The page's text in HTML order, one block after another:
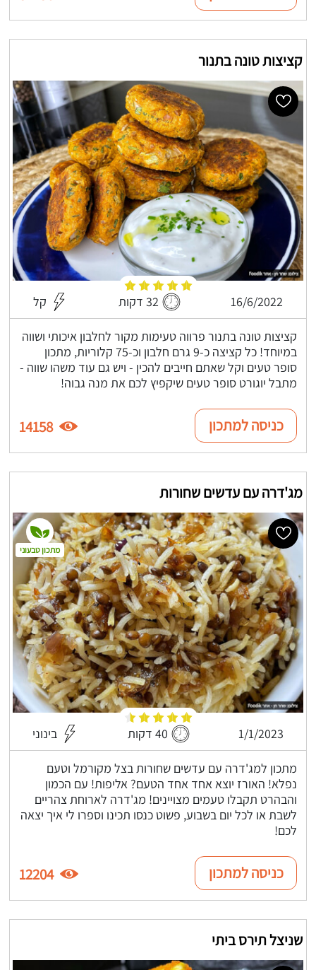
קציצות טונה בתנור
16/6/2022 32 דקות קל
קציצות טונה בתנור פרווה טעימות מקור לחלבון איכותי ושווה
במיוחד! כל קציצה כ-9 גרם חלבון וכ-75 קלוריות, מתכון
סופר טעים וקל שאתם חייבים להכין - ויש גם עוד משהו שווה -
מתבל יוגורט סופר טעים שיקפיץ לכם את מנה גבוה!
כניסה למתכון 14158
מג'דרה עם עדשים שחורות
1/1/2023 40 דקות בינוני
מתכון למג'דרה עם עדשים שחורות בצל מקורמל וטעם
נפלא! האורז יוצא אחד אחד הטעם? אליפות! עם הכמון
והבהרט תקבלו טעמים מצויינים! מג'דרה לארוחת צהריים
לשבת או לכל יום בשבוע, פשוט כנסו תכינו וספרו לי איך יצאה
לכם!
מתכון טבעוני
כניסה למתכון 12204
שניצל תירס ביתי